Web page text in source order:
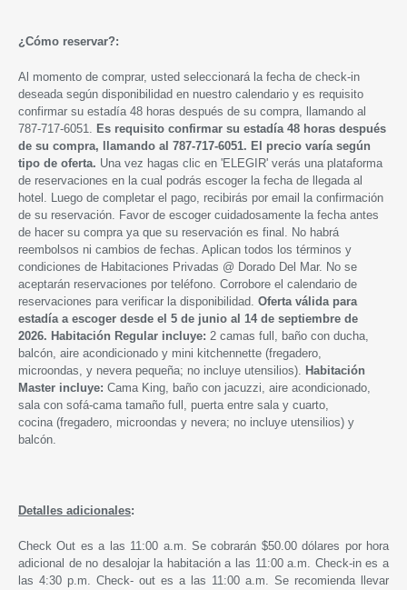
¿Cómo reservar?:
Al momento de comprar, usted seleccionará la fecha de check-in
deseada según disponibilidad en nuestro calendario y es requisito
confirmar su estadía 48 horas después de su compra, llamando al
787-717-6051. Es requisito confirmar su estadía 48 horas después
de su compra, llamando al 787-717-6051. El precio varía según
tipo de oferta. Una vez hagas clic en 'ELEGIR' verás una plataforma
de reservaciones en la cual podrás escoger la fecha de llegada al
hotel. Luego de completar el pago, recibirás por email la confirmación
de su reservación. Favor de escoger cuidadosamente la fecha antes
de hacer su compra ya que su reservación es final. No habrá
reembolsos ni cambios de fechas. Aplican todos los términos y
condiciones de Habitaciones Privadas @ Dorado Del Mar. No se
aceptarán reservaciones por teléfono. Corrobore el calendario de
reservaciones para verificar la disponibilidad. Oferta válida para
estadía a escoger desde el 5 de junio al 14 de septiembre de
2026. Habitación Regular incluye: 2 camas full, baño con ducha,
balcón, aire acondicionado y mini kitchennette (fregadero,
microondas, y nevera pequeña; no incluye utensilios). Habitación
Master incluye: Cama King, baño con jacuzzi, aire acondicionado,
sala con sofá-cama tamaño full, puerta entre sala y cuarto,
cocina (fregadero, microondas y nevera; no incluye utensilios) y
balcón.
Detalles adicionales:
Check Out es a las 11:00 a.m. Se cobrarán $50.00 dólares por hora
adicional de no desalojar la habitación a las 11:00 a.m. Check-in es a
las 4:30 p.m. Check- out es a las 11:00 a.m. Se recomienda llevar